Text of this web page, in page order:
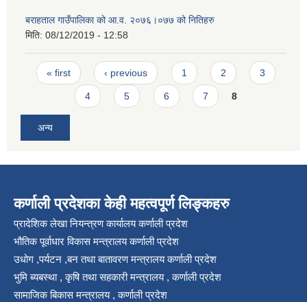
बराहताल गाउँपालिका को आ.व. २०७६।०७७ को नितिहरु
मिति: 08/12/2019 - 12:58
Pages
« first ‹ previous 1 2 3
4 5 6 7 8
अन्य
कर्णाली प्रदेशका केही महत्वपूर्ण लिङ्कहरु
प्रादेशिक लेखा नियन्त्रण कार्यालय कर्णाली प्रदेश
भौतिक पूर्वाधार विकास मन्त्रालय कर्णाली प्रदेश
उधोग ,पर्यटन ,बन तथा बातावरण मन्त्रालय कर्णाली प्रदेश
भुमि ब्यबस्था , कृषि तथा सहकारी मन्त्रालय , कर्णाली प्रदेश
सामाजिक बिकास मन्त्रालय , कर्णाली प्रदेश